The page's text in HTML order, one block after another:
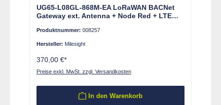
UG65-L08GL-868M-EA LoRaWAN BACNet
Gateway ext. Antenna + Node Red + LTE
Produktnummer: 008257
Hersteller: Milesight
370,00 €*
Preise exkl. MwSt. zzgl. Versandkosten
In den Warenkorb